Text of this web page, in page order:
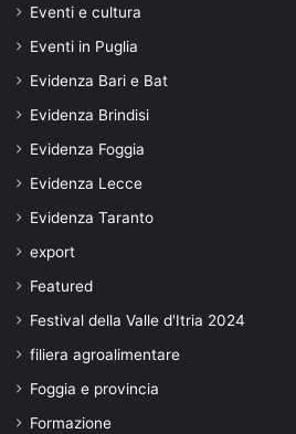
Eventi e cultura
Eventi in Puglia
Evidenza Bari e Bat
Evidenza Brindisi
Evidenza Foggia
Evidenza Lecce
Evidenza Taranto
export
Featured
Festival della Valle d'Itria 2024
filiera agroalimentare
Foggia e provincia
Formazione